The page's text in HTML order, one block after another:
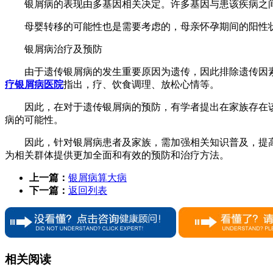
银屑病的表现由多基因相关决定。许多基因与患该疾病
母婴转移的可能性也是需要考虑的，母亲怀孕期间的阳
银屑病治疗及预防
由于遗传银屑病的发生重要原因为遗传，因此排除遗传
疗银屑病医院指出，疗、饮食调理、放松心情等。
因此，在对于遗传银屑病的预防，有学者提出在家族存
病的可能性。
因此，针对银屑病患者及家族，需加强相关知识普及，
为相关群体提供更加全面和有效的预防和治疗方法。
上一篇： 银屑病算大病
下一篇： 返回列表
相关阅读